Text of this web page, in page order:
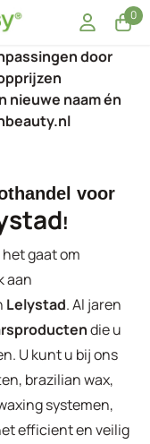
0
door
nieuwe naam én
voor
!
het gaat om
aan
Lelystad. Al jaren
die u
U kunt u bij ons
brazilian wax,
systemen,
efficient en veilig